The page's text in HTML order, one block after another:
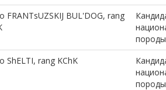
FRANTsUZSKIJ BUL'DOG, rang
породы
ShELTI, rang KChK
породы